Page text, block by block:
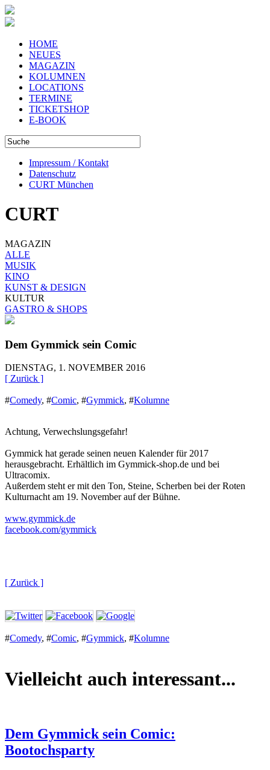
HOME
NEUES
MAGAZIN
KOLUMNEN
LOCATIONS
TERMINE
TICKETSHOP
E-BOOK
Impressum / Kontakt
Datenschutz
CURT München
CURT
MAGAZIN
ALLE
MUSIK
KINO
KUNST & DESIGN
KULTUR
GASTRO & SHOPS
Dem Gymmick sein Comic
DIENSTAG, 1. NOVEMBER 2016
[ Zurück ]
#Comedy, #Comic, #Gymmick, #Kolumne
Achtung, Verwechslungsgefahr!
Gymmick hat gerade seinen neuen Kalender für 2017
herausgebracht. Erhältlich im Gymmick-shop.de und bei
Ultracomix.
Außerdem steht er mit den Ton, Steine, Scherben bei der Roten
Kulturnacht am 19. November auf der Bühne.
www.gymmick.de
facebook.com/gymmick
[ Zurück ]
#Comedy, #Comic, #Gymmick, #Kolumne
Vielleicht auch interessant...
Dem Gymmick sein Comic:
Bootochsparty